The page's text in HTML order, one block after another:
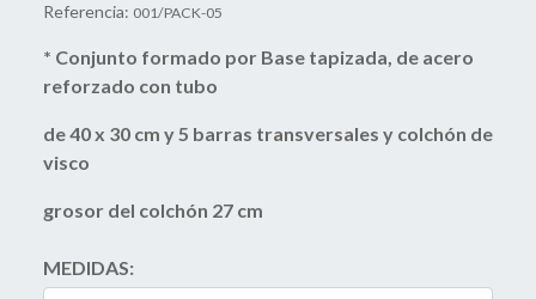
Referencia: 001/PACK-05
* Conjunto formado por Base tapizada, de acero
reforzado con tubo
de 40 x 30 cm y 5 barras transversales y colchón de
visco
grosor del colchón 27 cm
MEDIDAS: